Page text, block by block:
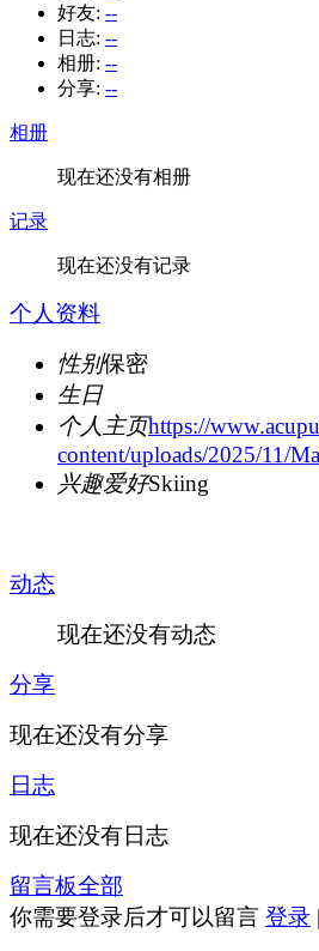
好友: --
日志: --
相册: --
分享: --
相册
现在还没有相册
记录
现在还没有记录
个人资料
性别保密
生日
个人主页https://
content/uploads/2025/11/
兴趣爱好Skiing
动态
现在还没有动态
分享
现在还没有分享
日志
现在还没有日志
留言板全部
你需要登录后才可以留言 登录 |